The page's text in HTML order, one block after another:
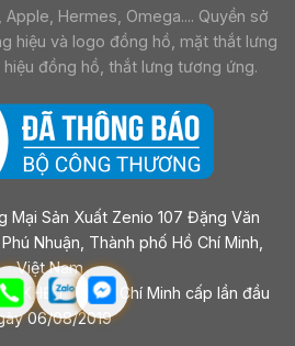
Apple, Hermes, Omega.... Quyền sở
hiệu và logo đồng hồ, mặt thắt lưng
đồng hồ, thắt lưng tương ứng.
Mại Sản Xuất Zenio 107 Đặng Văn
Nhuận, Thành phố Hồ Chí Minh,
Việt Nam
KHĐT Tp Hồ Chí Minh cấp lần đầu
06/08/2019